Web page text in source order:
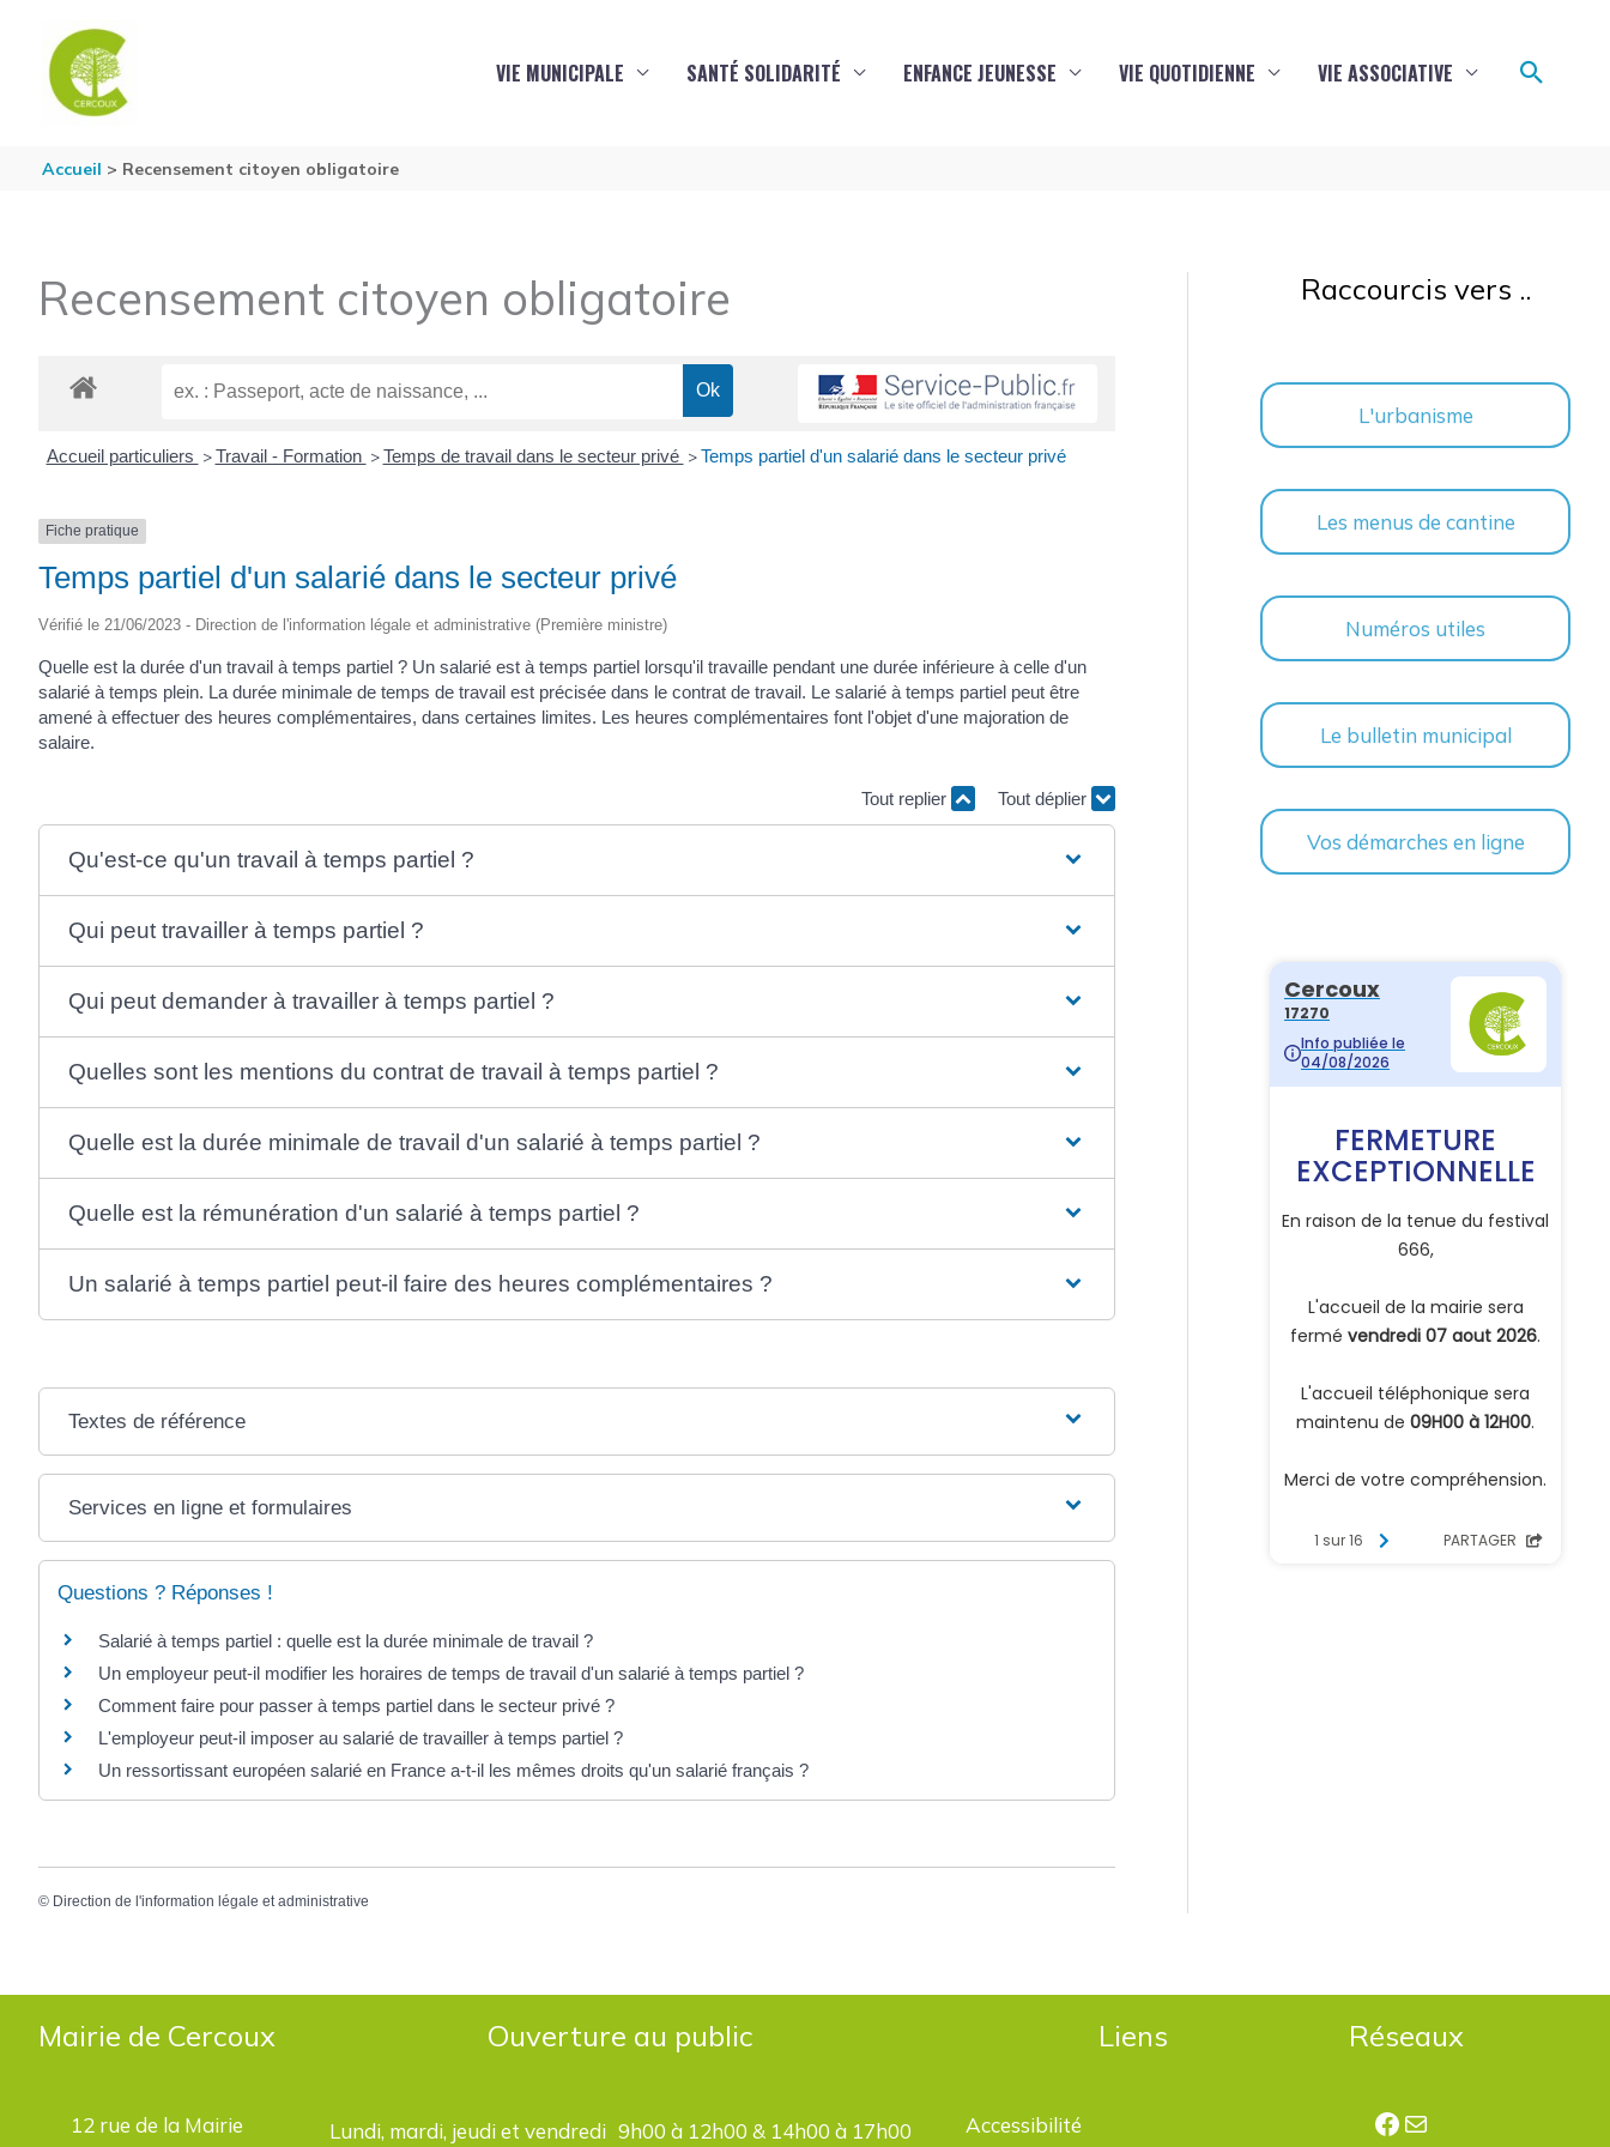
VIE MUNICIPALE SANTÉ SOLIDARITÉ ENFANCE JEUNESSE VIE QUOTIDIENNE VIE ASSOCIATIVE
Accueil Recensement citoyen obligatoire
Recensement citoyen obligatoire
Accueil particuliers > Travail - Formation > Temps de travail dans le secteur privé > Temps partiel d'un salarié dans le secteur privé
Fiche pratique
Temps partiel d'un salarié dans le secteur privé
Vérifié le 21/06/2023 - Direction de l'information légale et administrative (Première ministre)
Quelle est la durée d'un travail à temps partiel ? Un salarié est à temps partiel lorsqu'il travaille pendant une durée inférieure à celle d'un
salarié à temps plein. La durée minimale de temps de travail est précisée dans le contrat de travail. Le salarié à temps partiel peut être
amené à effectuer des heures complémentaires, dans certaines limites. Les heures complémentaires font l'objet d'une majoration de
salaire.
Tout replier Tout déplier
Qu'est-ce qu'un travail à temps partiel ?
Qui peut travailler à temps partiel ?
Qui peut demander à travailler à temps partiel ?
Quelles sont les mentions du contrat de travail à temps partiel ?
Quelle est la durée minimale de travail d'un salarié à temps partiel ?
Quelle est la rémunération d'un salarié à temps partiel ?
Un salarié à temps partiel peut-il faire des heures complémentaires ?
Textes de référence
Services en ligne et formulaires
Questions ? Réponses !
Salarié à temps partiel : quelle est la durée minimale de travail ?
Un employeur peut-il modifier les horaires de temps de travail d'un salarié à temps partiel ?
Comment faire pour passer à temps partiel dans le secteur privé ?
L'employeur peut-il imposer au salarié de travailler à temps partiel ?
Un ressortissant européen salarié en France a-t-il les mêmes droits qu'un salarié français ?
© Direction de l'information légale et administrative
Raccourcis vers ..
L'urbanisme
Les menus de cantine
Numéros utiles
Le bulletin municipal
Vos démarches en ligne
Mairie de Cercoux
12 rue de la Mairie
Ouverture au public
Lundi, mardi, jeudi et vendredi 9h00 à 12h00 & 14h00 à 17h00
Liens
Accessibilité
Réseaux
Facebook
E-mail